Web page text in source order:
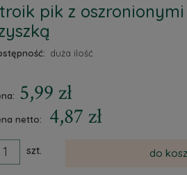
pik z
duża ilość
5,99 zł
netto: 4,87 zł
szt. do